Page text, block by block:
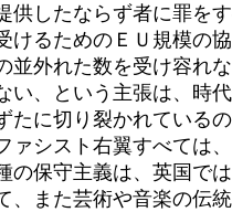
供したならず者に罪を
るためのＥＵ規模の
並外れた数を受け容れ
い、という主張は、時
に切り裂かれているの
シスト右翼すべては
の保守主義は、英国で
、また芸術や音楽の伝